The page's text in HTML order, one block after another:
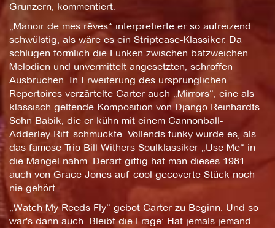
Grunzern, kommentiert.
„Manoir de mes rêves“ interpretierte er so aufreizend
schwülstig, als wäre es ein Striptease-Klassiker. Da
schlugen förmlich die Funken zwischen batzweichen
Melodien und unvermittelt angesetzten, schroffen
Ausbrüchen. In Erweiterung des ursprünglichen
Repertoires verzärtelte Carter auch „Mirrors“, eine als
klassisch geltende Komposition von Django Reinhardts
Sohn Babik, die er kühn mit einem Cannonball-
Adderley-Riff schmückte. Vollends funky wurde es, als
das famose Trio Bill Withers Soulklassiker „Use Me“ in
die Mangel nahm. Derart giftig hat man dieses 1981
auch von Grace Jones auf cool gecoverte Stück noch
nie gehört.
„Watch My Reeds Fly“ gebot Carter zu Beginn. Und so
war's dann auch. Bleibt die Frage: Hat jemals jemand